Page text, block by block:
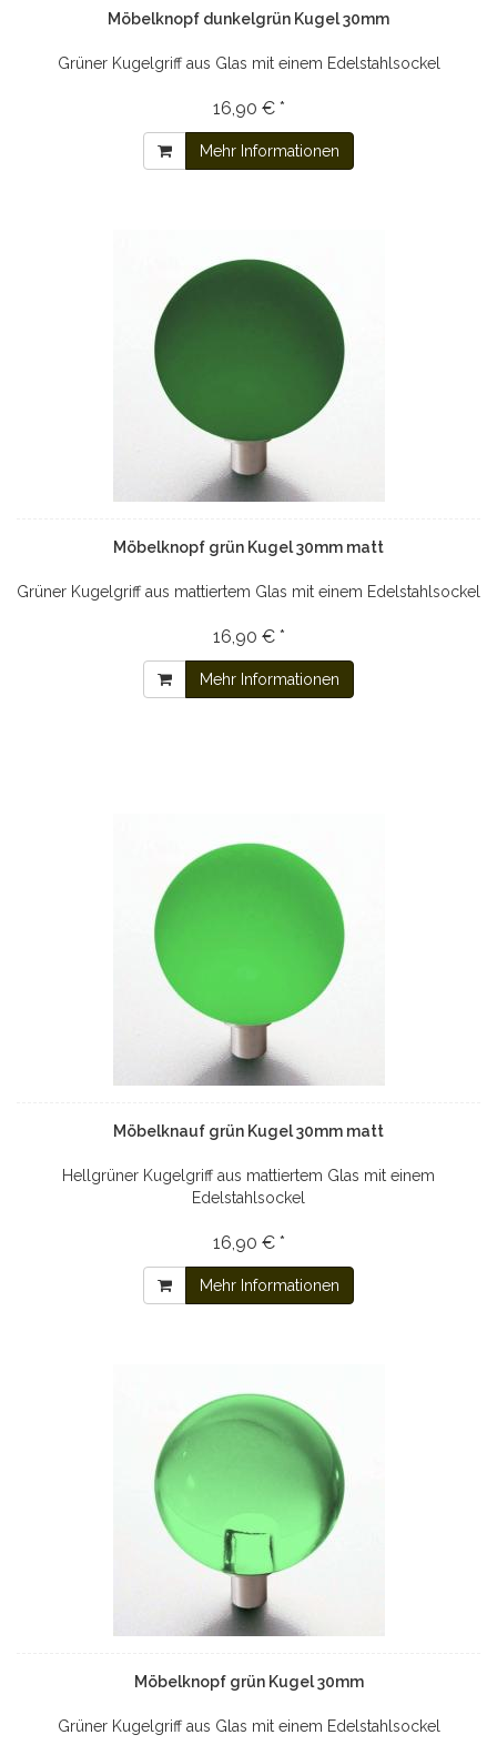
Möbelknopf dunkelgrün Kugel 30mm
Grüner Kugelgriff aus Glas mit einem Edelstahlsockel
16,90 € *
Mehr Informationen
Möbelknopf grün Kugel 30mm matt
Grüner Kugelgriff aus mattiertem Glas mit einem Edelstahlsockel
16,90 € *
Mehr Informationen
Möbelknauf grün Kugel 30mm matt
Hellgrüner Kugelgriff aus mattiertem Glas mit einem
Edelstahlsockel
16,90 € *
Mehr Informationen
Möbelknopf grün Kugel 30mm
Grüner Kugelgriff aus Glas mit einem Edelstahlsockel